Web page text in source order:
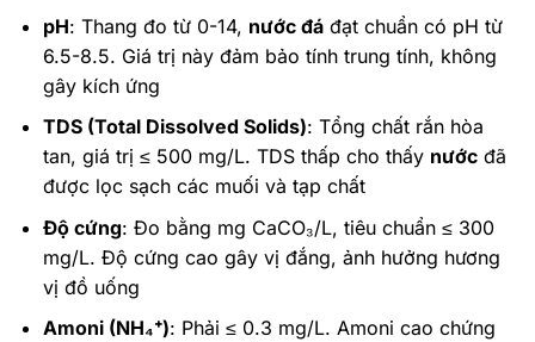
pH: Thang đo từ 0-14, nước đáđạt chuẩn có pH từ
6.5-8.5. Giá trị này đảm bảo tính trung tính, không
gây kích ứng
TDS (Total Dissolved Solids): Tổng chất rắn hòa
tan, giá trị ≤ 500 mg/L. TDS thấp cho thấy nướcđã
được lọc sạch các muối và tạp chất
Độ cứng: Đo bằng mg CaCO₃/L, tiêu chuẩn ≤ 300
mg/L. Độ cứng cao gây vị đắng, ảnh hưởng hương
vị đồ uống
Amoni (NH₄⁺): Phải ≤ 0.3 mg/L. Amoni cao chứng